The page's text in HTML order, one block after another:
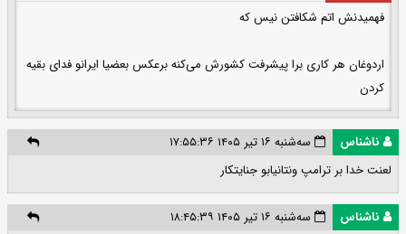
فهمیدنش اتم شکافتن نیس که
اردوغان هر کاری برا پیشرفت کشورش می‌کنه برعکس بعضیا ایرانو فدای بقیه
کردن
ناشناس
سه‌شنبه ۱۶ تیر ۱۴۰۵ ۱۷:۵۵:۳۶
لعنت خدا بر ترامپ ونتانیابو جنایتکار
ناشناس
سه‌شنبه ۱۶ تیر ۱۴۰۵ ۱۸:۴۵:۳۹